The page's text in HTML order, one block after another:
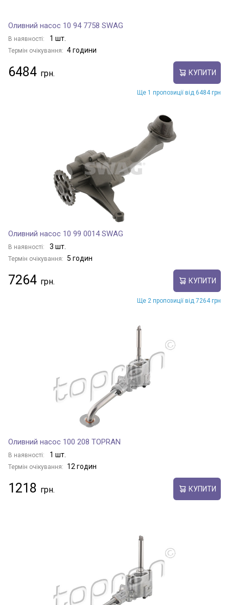
Оливний насос 10 94 7758 SWAG
В наявності: 1 шт.
Термін очікування: 4 години
6484 КУПИТИ
Ще 1 пропозиції від 6484 грн
Оливний насос 10 99 0014 SWAG
В наявності: 3 шт.
Термін очікування: 5 годин
7264 КУПИТИ
Ще 2 пропозиції від 7264 грн
Оливний насос 100 208 TOPRAN
В наявності: 1 шт.
Термін очікування: 12 годин
1218 КУПИТИ